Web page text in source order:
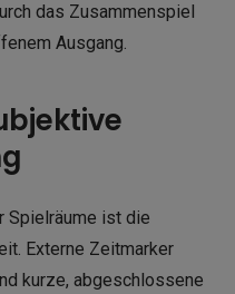
das Zusammenspiel
Ausgang.
Spielräume ist die
Externe Zeitmarker
kurze, abgeschlossene